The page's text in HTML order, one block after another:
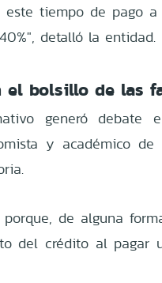
este tiempo de pago
detalló la entidad.
el bolsillo de las
generó debate
y académico
de alguna
del crédito al pagar